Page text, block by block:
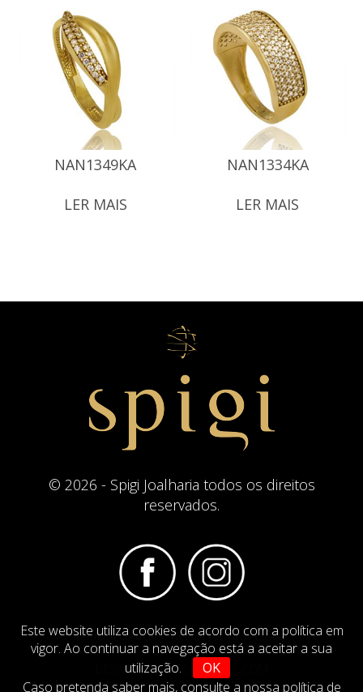
Este website utiliza cookies de acordo com a política em
vigor. Ao continuar a navegação está a aceitar a sua
utilização.
OK
Caso pretenda saber mais, consulte a nossa política de
NAN1349KA
LER MAIS
NAN1334KA
LER MAIS
© 2026 - Spigi Joalharia todos os direitos
reservados.
Termos e Condições Website Politica de Cookies
DESIGN BYIMAGINEVIRTUAL.COM